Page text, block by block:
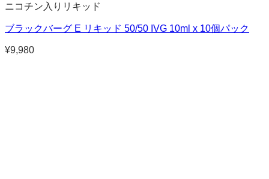
ニコチン入りリキッド
ブラックバーグ E リキッド 50/50 IVG 10ml x 10個パック
¥9,980